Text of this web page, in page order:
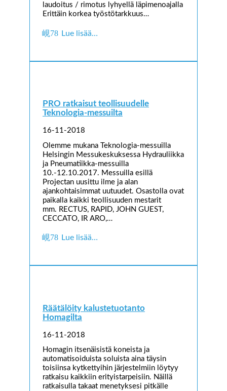
laudoitus / rimotus lyhyellä läpimenoajalla
Erittäin korkea työstötarkkuus…
Lue lisää…
PRO ratkaisut teollisuudelle
Teknologia-messuilta
16-11-2018
Olemme mukana Teknologia-messuilla
Helsingin Messukeskuksessa Hydrauliikka
ja Pneumatiikka-messuilla
10.-12.10.2017. Messuilla esillä
Projectan uusittu ilme ja alan
ajankohtaisimmat uutuudet. Osastolla ovat
paikalla kaikki teollisuuden mestarit
mm. RECTUS, RAPID, JOHN GUEST,
CECCATO, IR ARO,…
Lue lisää…
Räätälöity kalustetuotanto
Homagilta
16-11-2018
Homagin itsenäisistä koneista ja
automatisoiduista soluista aina täysin
toisiinsa kytkettyihin järjestelmiin löytyy
ratkaisu kaikkiin erityistarpeisiin. Näillä
ratkaisulla takaat menetyksesi pitkälle